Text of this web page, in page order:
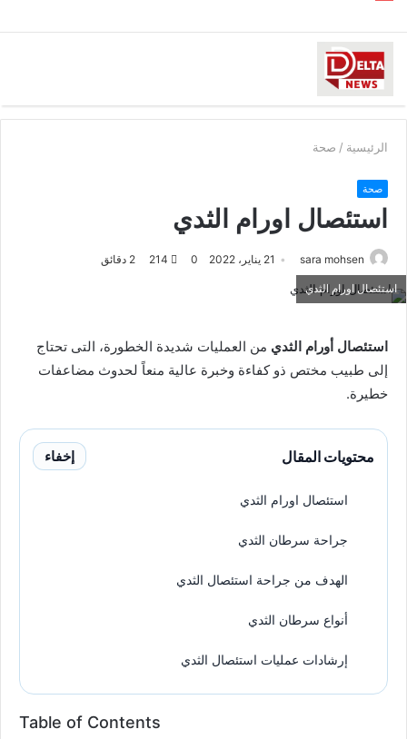
الرئيسية / صحة
صحة
استئصال اورام الثدي
sara mohsen 21 يناير، 2022 0
214 2 دقائق
استئصال اورام الثدي
استئصال أورام الثدي من العمليات شديدة الخطورة، التى تحتاج
إلى طبيب مختص ذو كفاءة وخبرة عالية منعاً لحدوث مضاعفات
خطيرة.
محتويات المقال إخفاء
استئصال اورام الثدي
جراحة سرطان الثدي
الهدف من جراحة استئصال الثدي
أنواع سرطان الثدي
إرشادات عمليات استئصال الثدي
Table of Contents